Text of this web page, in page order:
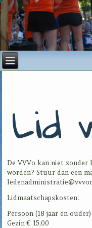
Lid
De VVVo kan niet zonder
worden? Stuur dan een
Lidmaatschapskosten:
Persoon (18 jaar en
Gezin € 15,00